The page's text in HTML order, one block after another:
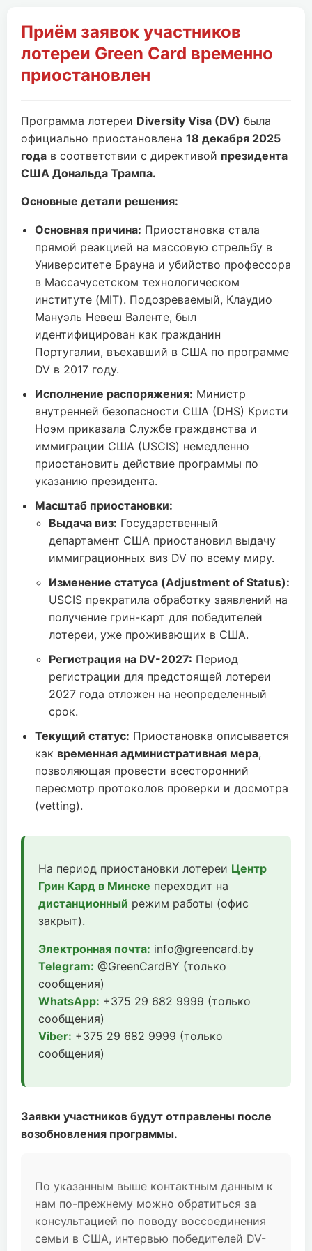
Приём заявок участников
лотереи Green Card временно
приостановлен
Программа лотереи Diversity Visa (DV) была
официально приостановлена 18 декабря 2025
года в соответствии с директивой президента
США Дональда Трампа.
Основные детали решения:
Основная причина: Приостановка стала
прямой реакцией на массовую стрельбу в
Университете Брауна и убийство профессора
в Массачусетском технологическом
институте (MIT). Подозреваемый, Клаудио
Мануэль Невеш Валенте, был
идентифицирован как гражданин
Португалии, въехавший в США по программе
DV в 2017 году.
Исполнение распоряжения: Министр
внутренней безопасности США (DHS) Кристи
Ноэм приказала Службе гражданства и
иммиграции США (USCIS) немедленно
приостановить действие программы по
указанию президента.
Масштаб приостановки:
Выдача виз: Государственный
департамент США приостановил выдачу
иммиграционных виз DV по всему миру.
Изменение статуса (Adjustment of Status):
USCIS прекратила обработку заявлений на
получение грин-карт для победителей
лотереи, уже проживающих в США.
Регистрация на DV-2027: Период
регистрации для предстоящей лотереи
2027 года отложен на неопределенный
срок.
Текущий статус: Приостановка описывается
как временная административная мера,
позволяющая провести всесторонний
пересмотр протоколов проверки и досмотра
(vetting).
На период приостановки лотереи Центр
Грин Кард в Минске переходит на
дистанционный режим работы (офис
закрыт).
Электронная почта: info@greencard.by
Telegram: @GreenCardBY (только
сообщения)
WhatsApp: +375 29 682 9999 (только
сообщения)
Viber: +375 29 682 9999 (только
сообщения)
Заявки участников будут отправлены после
возобновления программы.
По указанным выше контактным данным к
нам по-прежнему можно обратиться за
консультацией по поводу воссоединения
семьи в США, интервью победителей DV-